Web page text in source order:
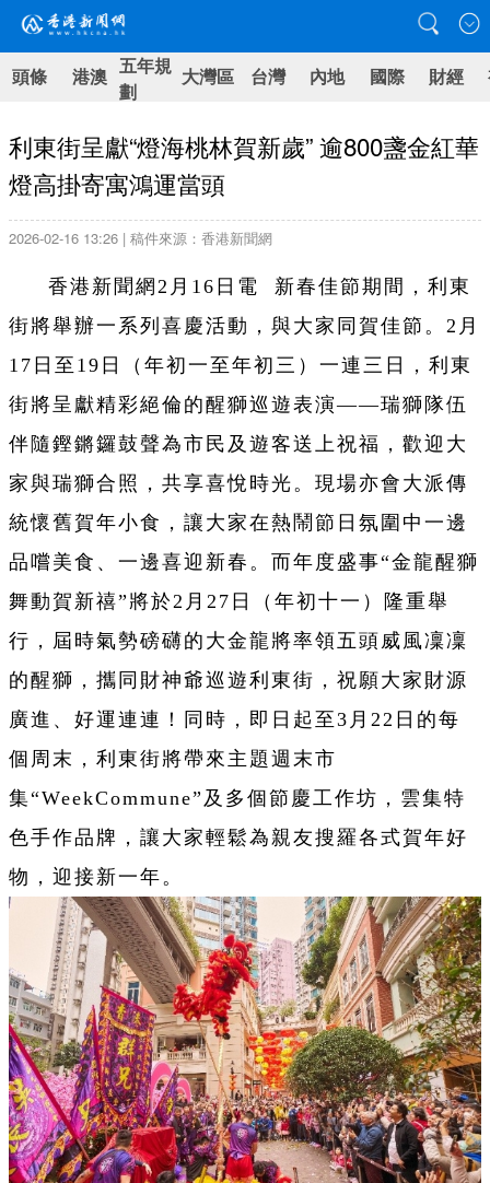
頭條 港澳 五年規
劃
大灣區 台灣 內地 國際 財經
利東街呈獻“燈海桃林賀新歲” 逾800盞金紅華
燈高掛寄寓鴻運當頭
2026-02-16 13:26 | 稿件來源：香港新聞網
香港新聞網2月16日電 新春佳節期間，利東
街將舉辦一系列喜慶活動，與大家同賀佳節。2月
17日至19日（年初一至年初三）一連三日，利東
街將呈獻精彩絕倫的醒獅巡遊表演——瑞獅隊伍
伴隨鏗鏘鑼鼓聲為市民及遊客送上祝福，歡迎大
家與瑞獅合照，共享喜悅時光。現場亦會大派傳
統懷舊賀年小食，讓大家在熱鬧節日氛圍中一邊
品嚐美食、一邊喜迎新春。而年度盛事“金龍醒獅
舞動賀新禧”將於2月27日（年初十一）隆重舉
行，屆時氣勢磅礴的大金龍將率領五頭威風凜凜
的醒獅，攜同財神爺巡遊利東街，祝願大家財源
廣進、好運連連！同時，即日起至3月22日的每
個周末，利東街將帶來主題週末市
集“WeekCommune”及多個節慶工作坊，雲集特
色手作品牌，讓大家輕鬆為親友搜羅各式賀年好
物，迎接新一年。